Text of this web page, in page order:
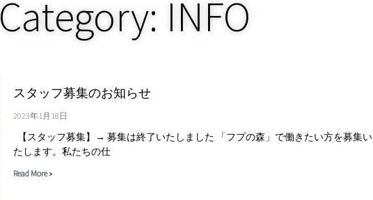
Category: INFO
スタッフ募集のお知らせ
2023年1月18日
【スタッフ募集】→ 募集は終了いたしました 「フプの森」で働きたい方を募集い
たします。私たちの仕
Read More »